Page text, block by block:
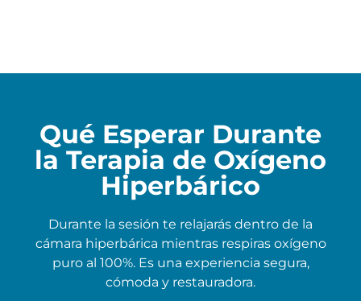
Qué Esperar Durante
la Terapia de Oxígeno
Hiperbárico
Durante la sesión te relajarás dentro de la
cámara hiperbárica mientras respiras oxígeno
puro al 100%. Es una experiencia segura,
cómoda y restauradora.